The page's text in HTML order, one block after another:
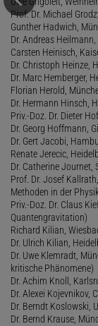
Prof. Dr. Michael
Gunther Hadwich,
Dr. Andreas
Carsten Heinisch,
Dr. Christoph Heinze,
Dr. Marc Hemberger,
Florian Herold,
Dr. Hermann Hinsch,
Priv.-Doz. Dr. Dieter
Dr. Georg Hoffmann,
Dr. Gert Jacobi,
Renate Jerecic,
Dr. Catherine Journet,
Prof. Dr. Josef
Methoden in der
Priv.-Doz. Dr. Claus
Quantengravitation)
Richard Kilian,
Dr. Ulrich Kilian,
Dr. Uwe Klemradt,
kritische Phänomene)
Dr. Achim Knoll,
Dr. Alexei Kojevnikov,
Dr. Berndt Koslowski,
Dr. Bernd Krause,